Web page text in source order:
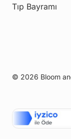
Tıp Bayramı
© 2026 Bloom